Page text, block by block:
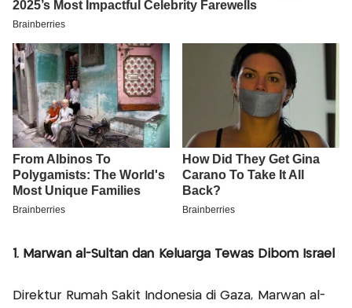
1. Marwan al-Sultan dan Keluarga Tewas Dibom Israel
Direktur Rumah Sakit Indonesia di Gaza, Marwan al-